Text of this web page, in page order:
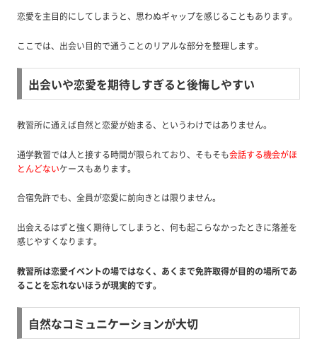
恋愛を主目的にしてしまうと、思わぬギャップを感じることもあります。
ここでは、出会い目的で通うことのリアルな部分を整理します。
出会いや恋愛を期待しすぎると後悔しやすい
教習所に通えば自然と恋愛が始まる、というわけではありません。
通学教習では人と接する時間が限られており、そもそも会話する機会がほ
とんどないケースもあります。
合宿免許でも、全員が恋愛に前向きとは限りません。
出会えるはずと強く期待してしまうと、何も起こらなかったときに落差を
感じやすくなります。
教習所は恋愛イベントの場ではなく、あくまで免許取得が目的の場所であ
ることを忘れないほうが現実的です。
自然なコミュニケーションが大切